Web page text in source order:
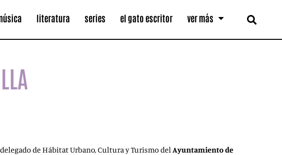
literatura series el gato escritor ver más
de Hábitat Urbano, Cultura y Turismo delAyuntamiento de